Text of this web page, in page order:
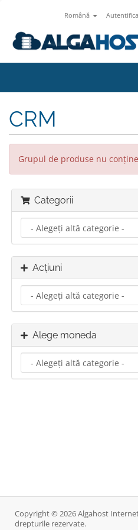
Română
CRM
Grupul de produse nu
Categorii
Acțiuni
Alege moneda
Copyright © 2026 Algahost
drepturile rezervate.